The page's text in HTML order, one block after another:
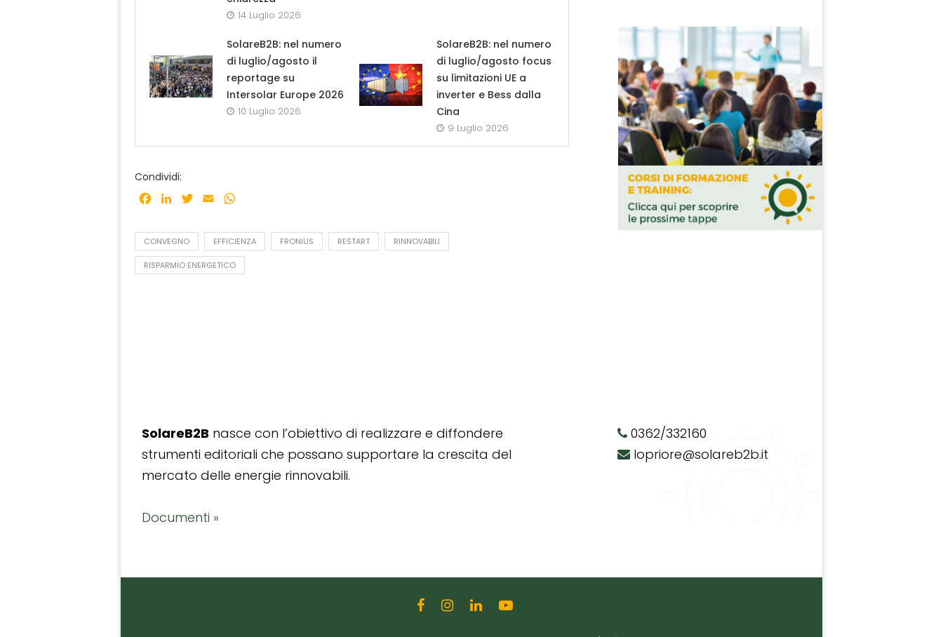
14 Luglio 2026
SolareB2B: nel numero
di luglio/agosto il
reportage su
Intersolar Europe 2026
10 Luglio 2026
SolareB2B: nel numero
di luglio/agosto focus
su limitazioni UE a
inverter e Bess dalla
Cina
9 Luglio 2026
Condividi:
Facebook
LinkedInTwitter
Email
CONVEGNO EFFICIENZA FRONIUS RESTART RINNOVABILI
RISPARMIO ENERGETICO
SolareB2B nasce con l’obiettivo di realizzare e diffondere
strumenti editoriali che possano supportare la crescita del
mercato delle energie rinnovabili.
Documenti »
0362/332160
lopriore@solareb2b.it